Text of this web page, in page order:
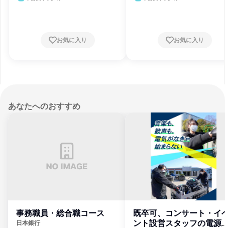
お気に入り お気に入り
あなたへのおすすめ
事務職員・総合職コース
日本銀行
既卒可、コンサート・イ
ント設営スタッフの電源